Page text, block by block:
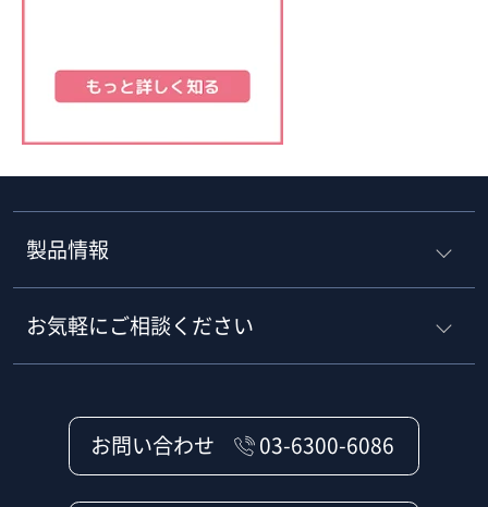
製品情報
お気軽にご相談ください
お問い合わせ 03-6300-6086